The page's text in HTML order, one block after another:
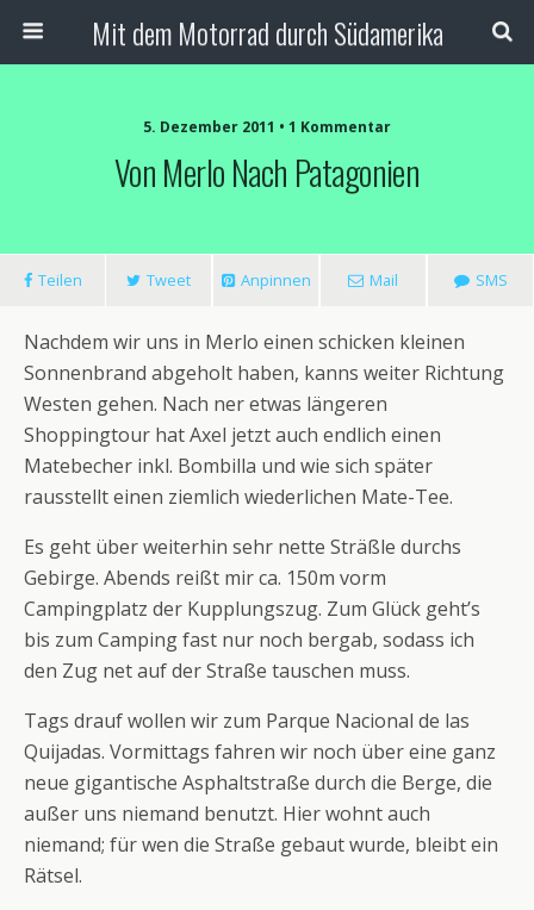
Mit dem Motorrad durch Südamerika
5. Dezember 2011 • 1 Kommentar
Von Merlo Nach Patagonien
Teilen Tweet Anpinnen Mail SMS
Nachdem wir uns in Merlo einen schicken kleinen
Sonnenbrand abgeholt haben, kanns weiter Richtung
Westen gehen. Nach ner etwas längeren
Shoppingtour hat Axel jetzt auch endlich einen
Matebecher inkl. Bombilla und wie sich später
rausstellt einen ziemlich wiederlichen Mate-Tee.
Es geht über weiterhin sehr nette Sträßle durchs
Gebirge. Abends reißt mir ca. 150m vorm
Campingplatz der Kupplungszug. Zum Glück geht’s
bis zum Camping fast nur noch bergab, sodass ich
den Zug net auf der Straße tauschen muss.
Tags drauf wollen wir zum Parque Nacional de las
Quijadas. Vormittags fahren wir noch über eine ganz
neue gigantische Asphaltstraße durch die Berge, die
außer uns niemand benutzt. Hier wohnt auch
niemand; für wen die Straße gebaut wurde, bleibt ein
Rätsel.